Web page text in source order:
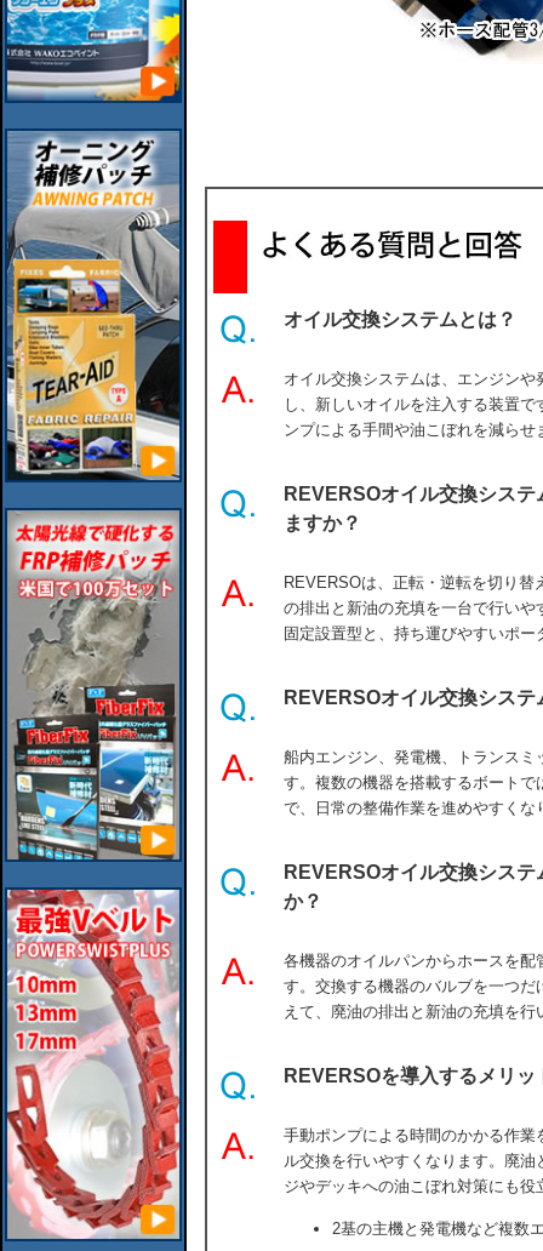
オイル交換システムとは？
オイル交換システムは、エンジン
し、新しいオイルを注入する装置
ンプによる手間や油こぼれを減らせ
REVERSOオイル交換シス
ますか？
REVERSOは、正転・逆転を切り
の排出と新油の充填を一台で行い
固定設置型と、持ち運びやすいポー
REVERSOオイル交換システ
船内エンジン、発電機、トランス
す。複数の機器を搭載するボート
で、日常の整備作業を進めやすくな
REVERSOオイル交換シス
か？
各機器のオイルパンからホースを
す。交換する機器のバルブを一つ
えて、廃油の排出と新油の充填を行
REVERSOを導入するメリッ
手動ポンプによる時間のかかる作
ル交換を行いやすくなります。廃
ジやデッキへの油こぼれ対策にも役
2基の主機と発電機など複数